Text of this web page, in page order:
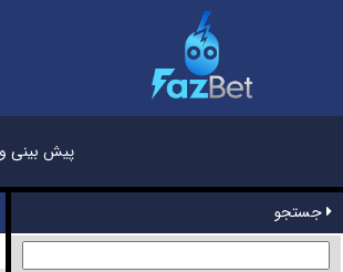
پیش بینی
جستجو